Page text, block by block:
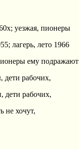
уезжая, пионеры
лагерь, лето 1966
ему подражают
рабочих,
рабочих,
не хочут,